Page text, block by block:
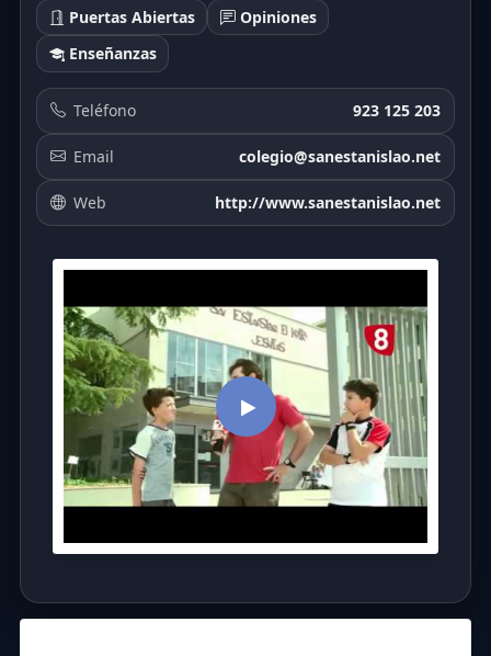
Puertas Abiertas
Opiniones
Enseñanzas
Teléfono 923 125 203
Email colegio@sanestanislao.net
Web http://www.sanestanislao.net